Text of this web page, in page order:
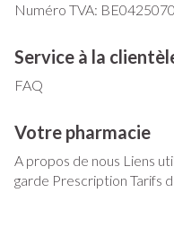
Numéro TVA:
Service à la
FAQ
Votre pharmacie
A propos de nous Liens
garde Prescription Tarifs